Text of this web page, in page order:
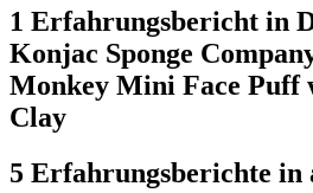
1 Erfahrungsbericht in
Konjac Sponge
Monkey Mini Face Puff
Clay
5 Erfahrungsberichte in